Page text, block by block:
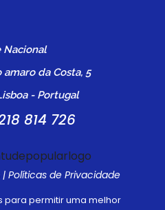
Nacional
da Costa, 5
- Portugal
814 726
| Políticas de Privacidade
para permitir uma melhor